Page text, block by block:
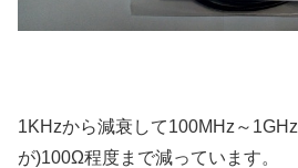
1KHzから減衰して100MHz～
が)100Ω程度まで減っています。